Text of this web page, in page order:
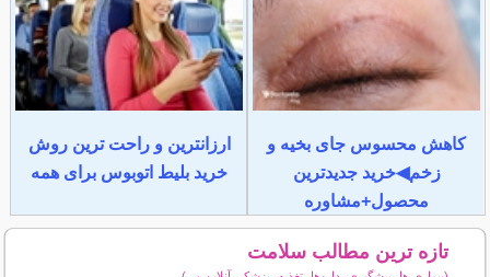
کاهش محسوس جای بخیه و
زخم◀خرید جدیدترین
محصول+مشاوره
ارزانترین و راحت ترین روش
خرید بلیط اتوبوس برای همه
تازه ترین مطالب سلامت